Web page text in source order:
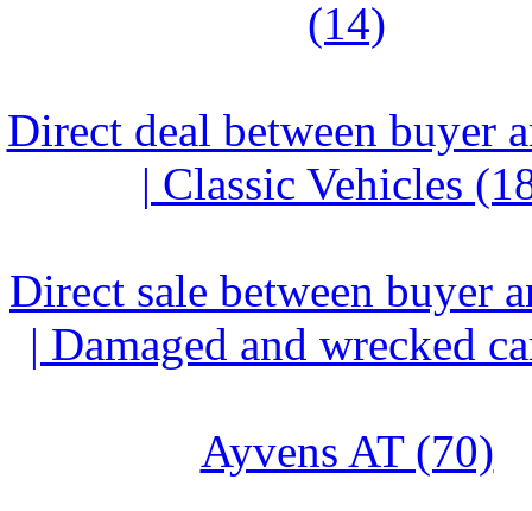
(14)
Direct deal between buyer
| Classic Vehicles
Direct sale between buyer
| Damaged and wrecked
Ayvens AT (70)